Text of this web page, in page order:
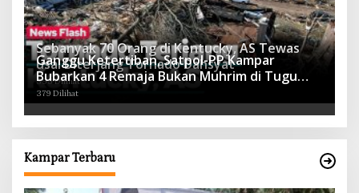
Sebanyak 70 Orang di Kentucky, AS Tewas
usai Diterjang Tornado Dahsyat
395 Dilihat
Ganggu Ketertiban, Satpol-PP Kampar
Bubarkan 4 Remaja Bukan Muhrim di Tugu
Batu Hitam dan Tigo Tungku Sajoangan
379 Dilihat
Kampar Terbaru